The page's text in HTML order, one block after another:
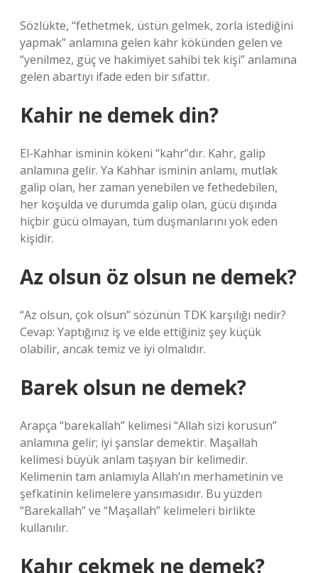
Sözlükte, “fethetmek, üstün gelmek, zorla istediğini
yapmak” anlamına gelen kahr kökünden gelen ve
“yenilmez, güç ve hakimiyet sahibi tek kişi” anlamına
gelen abartıyı ifade eden bir sıfattır.
Kahir ne demek din?
El-Kahhar isminin kökeni “kahr”dır. Kahr, galip
anlamına gelir. Ya Kahhar isminin anlamı, mutlak
galip olan, her zaman yenebilen ve fethedebilen,
her koşulda ve durumda galip olan, gücü dışında
hiçbir gücü olmayan, tüm düşmanlarını yok eden
kişidir.
Az olsun öz olsun ne demek?
“Az olsun, çok olsun” sözünün TDK karşılığı nedir?
Cevap: Yaptığınız iş ve elde ettiğiniz şey küçük
olabilir, ancak temiz ve iyi olmalıdır.
Barek olsun ne demek?
Arapça “barekallah” kelimesi “Allah sizi korusun”
anlamına gelir; iyi şanslar demektir. Maşallah
kelimesi büyük anlam taşıyan bir kelimedir.
Kelimenin tam anlamıyla Allah’ın merhametinin ve
şefkatinin kelimelere yansımasıdır. Bu yüzden
“Barekallah” ve “Maşallah” kelimeleri birlikte
kullanılır.
Kahır çekmek ne demek?